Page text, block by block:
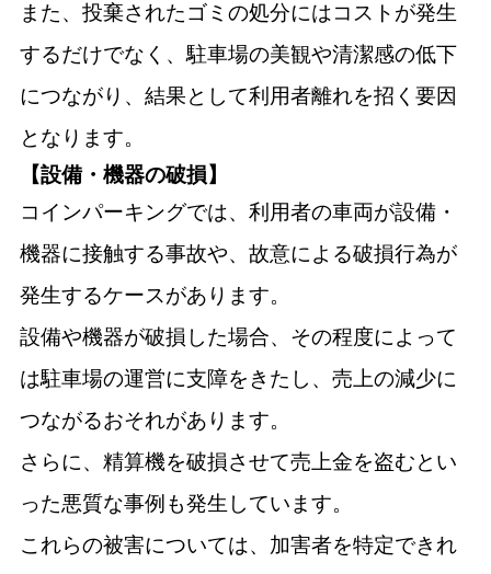
また、投棄されたゴミの処分にはコストが発生
するだけでなく、駐車場の美観や清潔感の低下
につながり、結果として利用者離れを招く要因
となります。
【設備・機器の破損】
コインパーキングでは、利用者の車両が設備・
機器に接触する事故や、故意による破損行為が
発生するケースがあります。
設備や機器が破損した場合、その程度によって
は駐車場の運営に支障をきたし、売上の減少に
つながるおそれがあります。
さらに、精算機を破損させて売上金を盗むとい
った悪質な事例も発生しています。
これらの被害については、加害者を特定できれ